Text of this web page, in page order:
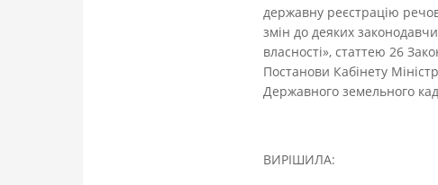
державну реєстрацію
змін до деяких
власності», статтею 26
Постанови Кабінету
Державного земельного
ВИРІШИЛА: